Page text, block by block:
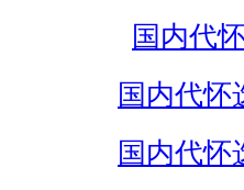
国内代
国内代怀
国内代怀